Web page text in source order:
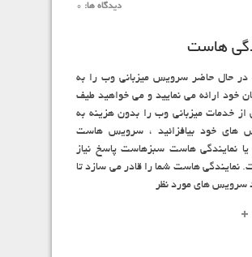
دیدگاه ها: 0
هاست
در حال حاضر سرویس میزبانی وب را به
خود ارائه می نمایید و می خواهید طیف
از خدمات میزبانی وب را بدون هزینه به
های خود بیافزائید ، سرویس هاست
یا نمایندگی هاست سبزهاست پاسخ نیاز
نمایندگی هاست شما را قادر می سازد تا
سرویس های مورد نظر